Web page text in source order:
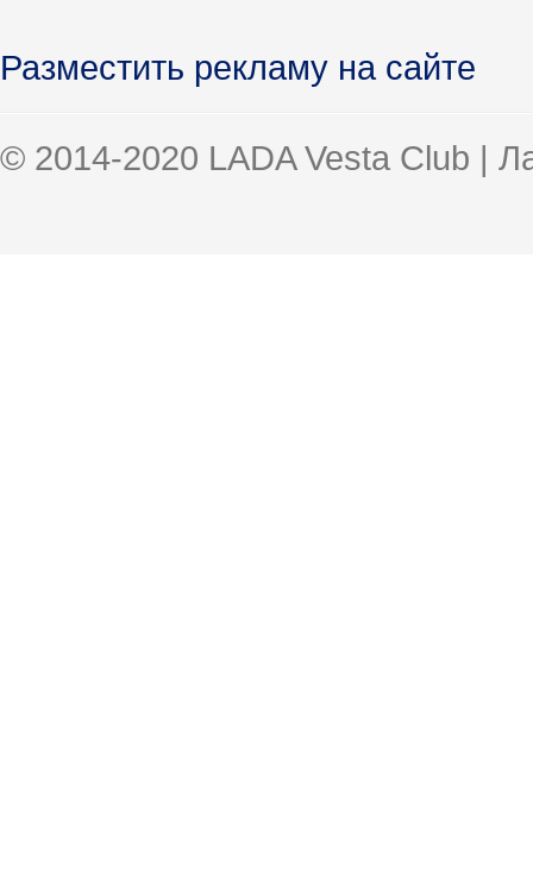
Разместить рекламу на сайте
© 2014-2020 LADA Vesta Club |